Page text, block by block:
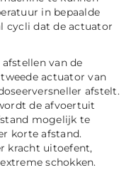
in bepaalde
cycli dat de actuator
van de
actuator van
afstelt.
de afvoertuit
mogelijk te
korte afstand.
kracht uitoefent,
schokken.